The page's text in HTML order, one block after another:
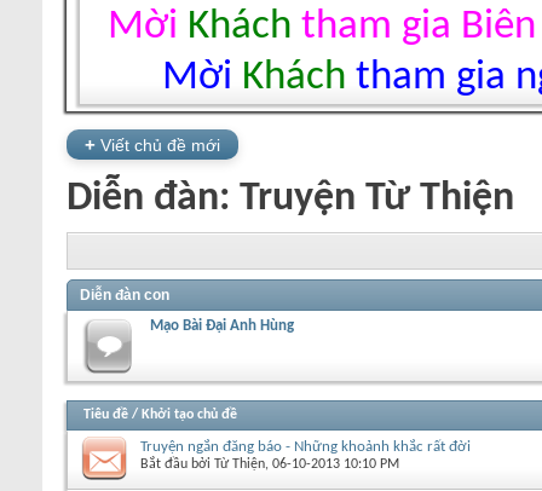
Mời Khách tham gia
Mời Khách tham gia
+ Viết chủ đề mới
Diễn đàn: Truyện Từ Thiện
Diễn đàn con
Mạo Bài Đại Anh Hùng
Tiêu đề / Khởi tạo chủ đề
Truyện ngắn đăng báo - Những khoảnh khắc rất đời
Bắt đầu bởi Từ Thiện‎, 06-10-2013 10:10 PM